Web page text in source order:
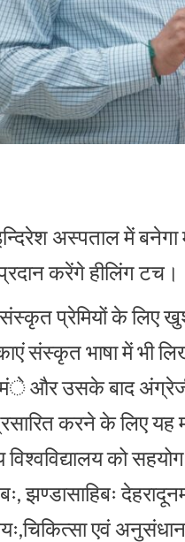
अस्पताल में
प्रदान करेंगे हीलिंग टच।
प्रेमियों के लिए
संस्कृत भाषा में भी
मंे और उसके बाद अंग्रेजी
करने के लिए यह
विश्वविद्यालय को
झण्डासाहिबः
एवं